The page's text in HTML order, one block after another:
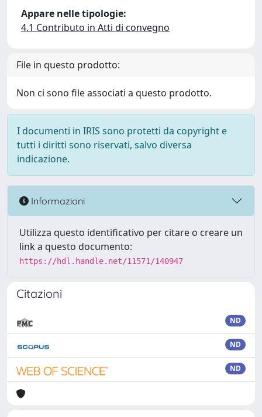
Appare nelle tipologie:
4.1 Contributo in Atti di convegno
File in questo prodotto:
Non ci sono file associati a questo prodotto.
I documenti in IRIS sono protetti da copyright e
tutti i diritti sono riservati, salvo diversa
indicazione.
Informazioni
Utilizza questo identificativo per citare o creare un
link a questo documento:
https://hdl.handle.net/11571/140947
Citazioni
ND
ND
ND